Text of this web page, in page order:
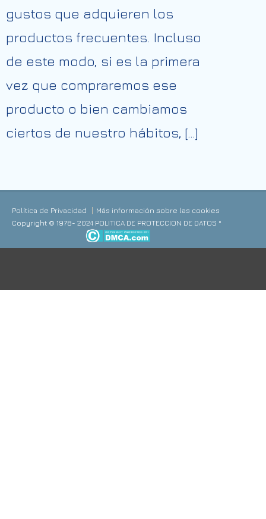
gustos que adquieren los
productos frecuentes. Incluso
de este modo, si es la primera
vez que compraremos ese
producto o bien cambiamos
ciertos de nuestro hábitos, […]
Política de Privacidad
Más información sobre las cookies
Copyright © 1978- 2024 POLITICA DE PROTECCION DE DATOS *